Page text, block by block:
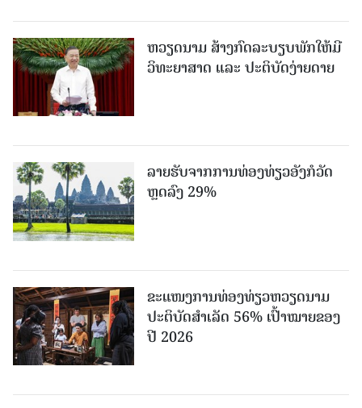
ຫວຽດນາມ ສ້າງກົດລະບຽບພັກໃຫ້ມີ
ວິທະຍາສາດ ແລະ ປະຕິບັດງ່າຍດາຍ
ລາຍຮັບຈາກການທ່ອງທ່ຽວອັງກໍວັດ
ຫຼດລົງ 29%
ຂະ​ແໜງ​ການ​ທ່ອງ​ທ່ຽວຫວຽດນາມ ​
ປະ​ຕິ​ບັດ​ສຳ​ເລັດ 56% ເປົ້າ​ໝາຍຂອງ
ປີ 2026